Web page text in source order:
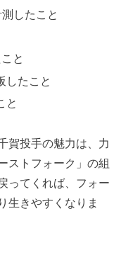
したこと
と
したこと
と
賀投手の魅力は、力
ストフォーク」の組
ってくれば、フォー
生きやすくなりま